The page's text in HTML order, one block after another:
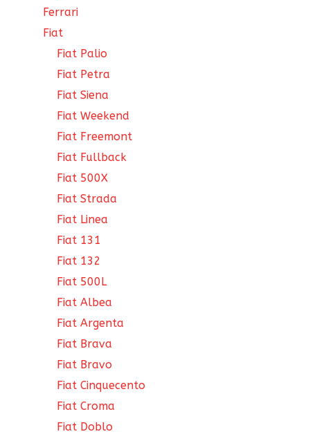
Ferrari
Fiat
Fiat Palio
Fiat Petra
Fiat Siena
Fiat Weekend
Fiat Freemont
Fiat Fullback
Fiat 500X
Fiat Strada
Fiat Linea
Fiat 131
Fiat 132
Fiat 500L
Fiat Albea
Fiat Argenta
Fiat Brava
Fiat Bravo
Fiat Cinquecento
Fiat Croma
Fiat Doblo